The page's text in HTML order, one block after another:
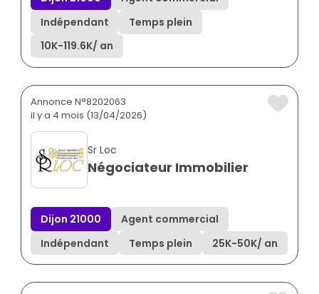
Indépendant
Temps plein
10K-119.6K/ an
Annonce N°8202063
il y a 4 mois (13/04/2026)
Sr Loc
Négociateur Immobilier
Dijon 21000
Agent commercial
Indépendant
Temps plein 25K-50K/ an